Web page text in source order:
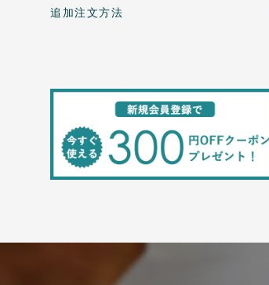
追加注文方法